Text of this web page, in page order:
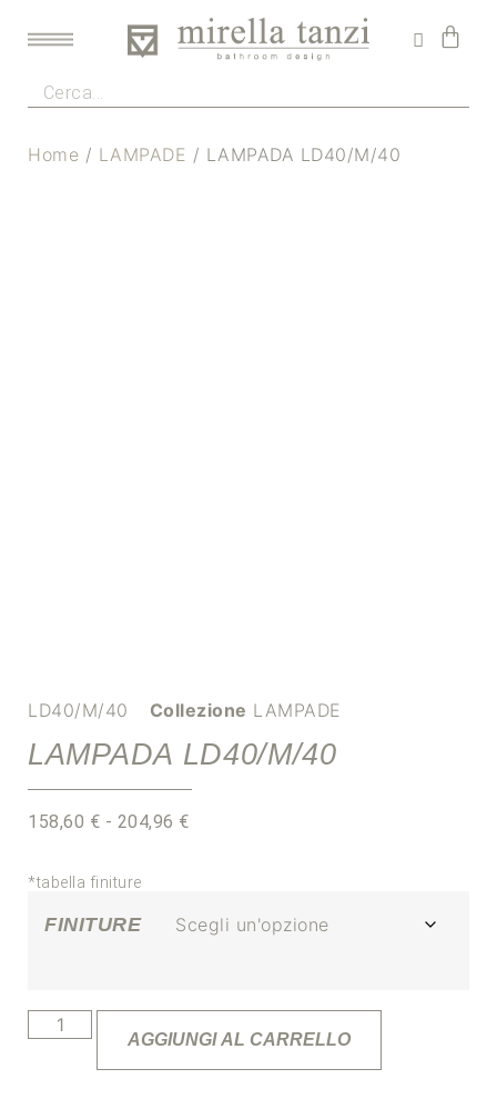
Home / LAMPADE / LAMPADA LD40/M/40
LD40/M/40 Collezione LAMPADE
LAMPADA LD40/M/40
158,60 € - 204,96 €
*tabella finiture
FINITURE
AGGIUNGI AL CARRELLO